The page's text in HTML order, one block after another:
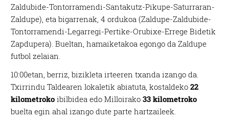
Zaldubide-Tontorramendi-Santakutz-Pikupe-Saturraran-
Zaldupe), eta bigarrenak, 4 ordukoa (Zaldupe-Zaldubide-
Tontorramendi-Legarregi-Pertike-Orubixe-Errege Bidetik
Zapdupera). Bueltan, hamaiketakoa egongo da Zaldupe
futbol zelaian.
10:00etan, berriz, bizikleta irteeren txanda izango da.
Txirrindu Taldearen lokaletik abiatuta, kostaldeko22
kilometroko ibilbidea edo Milloirako33 kilometroko
buelta egin ahal izango dute parte hartzaileek.